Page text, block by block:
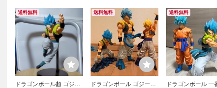
送料無料
ドラゴンボール超 ゴジー
送料無料
ドラゴンボール ゴジータ
送料無料
ドラゴンボール 一